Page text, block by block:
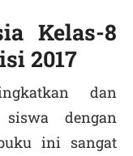
Kelas-8
2017
dan
dengan
ini sangat